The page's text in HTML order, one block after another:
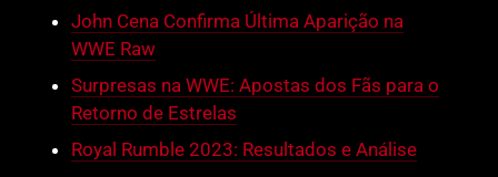
John Cena Confirma Última Aparição na
WWE Raw
Surpresas na WWE: Apostas dos Fãs para o
Retorno de Estrelas
Royal Rumble 2023: Resultados e Análise